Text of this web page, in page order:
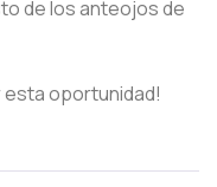
de los anteojos de
esta oportunidad!